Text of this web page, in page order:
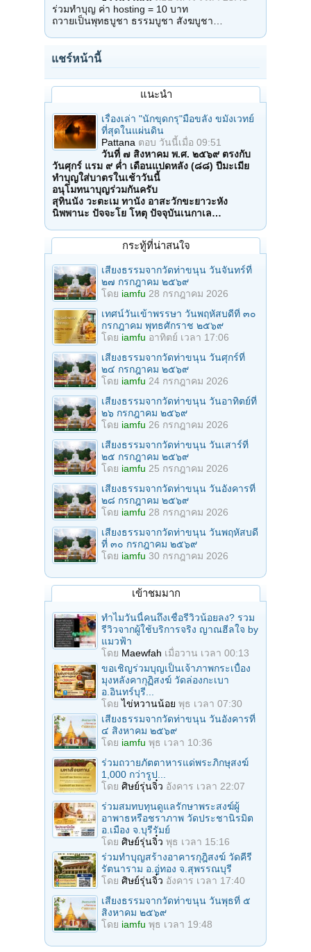
ร่วมทำบุญ ค่า hosting = 10 บาท
ถวายเป็นพุทธบูชา ธรรมบูชา สังฆบูชา…
แชร์หน้านี้
แนะนำ
เรื่องเล่า "นักขุดกรุ"มือขลัง ขมังเวทย์
ที่สุดในแผ่นดิน
Pattana ตอบ วันนี้เมื่อ 09:51
วันที่ ๗ สิงหาคม พ.ศ. ๒๕๖๙ ตรงกับ
วันศุกร์ แรม ๙ ค่ำ เดือนแปดหลัง (๘๘) ปีมะเมีย
ทำบุญใส่บาตรในเช้าวันนี้
อนุโมทนาบุญร่วมกันครับ
สุทินนัง วะตะเม ทานัง อาสะวักขะยาวะหัง
นิพพานะ ปัจจะโย โหตุ ปัจจุบันเนกาเล…
กระทู้ที่น่าสนใจ
เสียงธรรมจากวัดท่าขนุน วันจันทร์ที่
๒๗ กรกฎาคม ๒๕๖๙
โดย iamfu 28 กรกฎาคม 2026
เทศน์วันเข้าพรรษา วันพฤหัสบดีที่ ๓๐
กรกฎาคม พุทธศักราช ๒๕๖๙
โดย iamfu อาทิตย์ เวลา 17:06
เสียงธรรมจากวัดท่าขนุน วันศุกร์ที่
๒๔ กรกฎาคม ๒๕๖๙
โดย iamfu 24 กรกฎาคม 2026
เสียงธรรมจากวัดท่าขนุน วันอาทิตย์ที่
๒๖ กรกฎาคม ๒๕๖๙
โดย iamfu 26 กรกฎาคม 2026
เสียงธรรมจากวัดท่าขนุน วันเสาร์ที่
๒๕ กรกฎาคม ๒๕๖๙
โดย iamfu 25 กรกฎาคม 2026
เสียงธรรมจากวัดท่าขนุน วันอังคารที่
๒๘ กรกฎาคม ๒๕๖๙
โดย iamfu 28 กรกฎาคม 2026
เสียงธรรมจากวัดท่าขนุน วันพฤหัสบดี
ที่ ๓๐ กรกฎาคม ๒๕๖๙
โดย iamfu 30 กรกฎาคม 2026
เข้าชมมาก
ทำไมวันนี้คนถึงเชื่อรีวิวน้อยลง? รวม
รีวิวจากผู้ใช้บริการจริง ญาณฮีลใจ by
แมวฟ้า
โดย Maewfah เมื่อวาน เวลา 00:13
ขอเชิญร่วมบุญเป็นเจ้าภาพกระเบื้อง
มุงหลังคากุฏิสงฆ์ วัดล่องกะเบา
อ.อินทร์บุรี...
โดยไข่หวานน้อย พุธ เวลา 07:30
เสียงธรรมจากวัดท่าขนุน วันอังคารที่
๔ สิงหาคม ๒๕๖๙
โดย iamfu พุธ เวลา 10:36
ร่วมถวายภัตตาหารแด่พระภิกษุสงฆ์
1,000 กว่ารูป...
โดย ศิษย์รุ่นจิ๋ว อังคาร เวลา 22:07
ร่วมสมทบทุนดูแลรักษาพระสงฆ์ผู้
อาพาธหรือชราภาพ วัดประชานิรมิต
อ.เมือง จ.บุรีรัมย์
โดย ศิษย์รุ่นจิ๋ว พุธ เวลา 15:16
ร่วมทำบุญสร้างอาคารกุฎิสงฆ์ วัดคีรี
รัตนาราม อ.อู่ทอง จ.สุพรรณบุรี
โดย ศิษย์รุ่นจิ๋ว อังคาร เวลา 17:40
เสียงธรรมจากวัดท่าขนุน วันพุธที่ ๕
สิงหาคม ๒๕๖๙
โดย iamfu พุธ เวลา 19:48